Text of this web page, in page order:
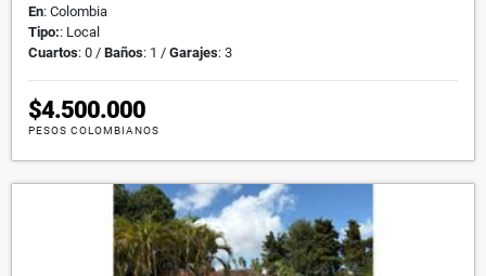
En: Colombia
Tipo:: Local
Cuartos: 0 / Baños: 1 / Garajes: 3
$4.500.000
PESOS COLOMBIANOS